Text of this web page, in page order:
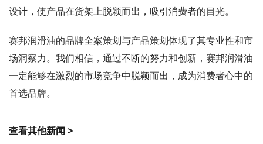
设计，使产品在货架上脱颖而出，吸引消费者的目光。
赛邦润滑油的品牌全案策划与产品策划体现了其专业性和市
场洞察力。我们相信，通过不断的努力和创新，赛邦润滑油
一定能够在激烈的市场竞争中脱颖而出，成为消费者心中的
首选品牌。
查看其他新闻 >